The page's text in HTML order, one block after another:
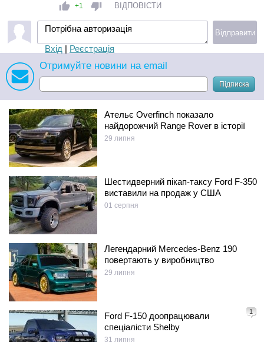
+1 ВІДПОВІСТИ
Потрібна авторизація
Вхід | Реєстрація
Відправити
Отримуйте новини на email
Підписка
Ательє Overfinch показало
найдорожчий Range Rover в історії
29 липня
Шестидверний пікап-таксу Ford F-350
виставили на продаж у США
01 серпня
Легендарний Mercedes-Benz 190
повертають у виробництво
29 липня
1
Ford F-150 доопрацювали
спеціалісти Shelby
31 липня